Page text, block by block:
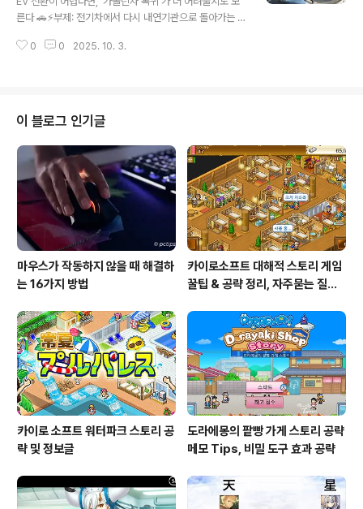
도 매우 안정적단점: 중고차 가격이 높게 유지됨(그만큼 인
기)🟩 2. 혼다 CR-V일본 SUV 중 내구성 TOP 티어엔진/
미션 고장 비율 낮고 잔고장이 거의 없음연..
른다 🚗⚡부제: 전기차에서 다시 내연기관으로 돌아가는 복
생각”이 들까?전기차 전환이 아직 부담스럽거나 적응이 안
하락운전 습관 / 충전 패턴 맞추기 번거로움그런데 “가솔린
차량으로 다시 돌아가면” 생각보다 불이익이나 번거로운
요소가 꽤 많을 수 있어.2. 되돌아가면 겪을 수 있는 문제들
아래는 EV → 내연기관차 복귀 시 예상 가능한 단점 / 장벽
들이야.항목예상 문제 / 번거로움연료비 상승휘발유/디젤
0 0 2025. 10. 3.
이 블로그 인기글
마우스가 작동하지 않을 때 해결하
는 16가지 방법
카이로소프트 대해적 스토리 게임
꿀팁 & 공략 정리, 자주묻는 질문
카이로 소프트 워터파크 스토리 공
략 및 정보글
도라에몽의 팥빵 가게 스토리 공략
메모 Tips, 비밀 도구 효과 공략